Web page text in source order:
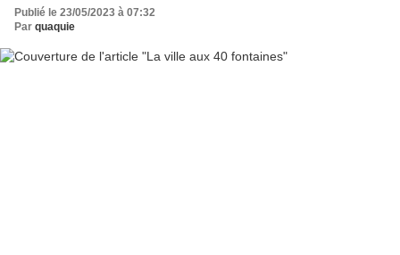
Publié le 23/05/2023 à 07:32
Par quaquie